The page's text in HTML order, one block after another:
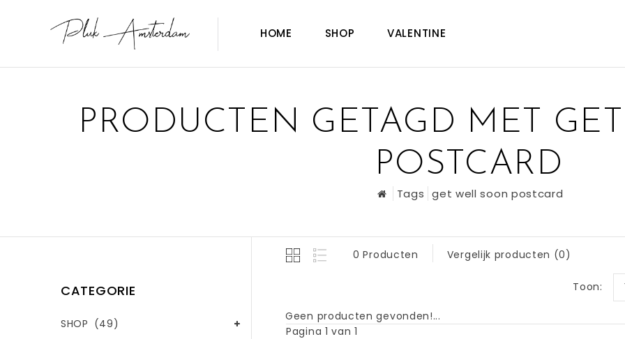
HOME SHOP VALENTINE
PRODUCTEN GETAGD MET
POSTCARD
Tags get well soon postcard
CATEGORIE
SHOP (49)
0 Producten Vergelijk producten (0)
Toon:
Geen producten gevonden!...
Pagina 1 van 1